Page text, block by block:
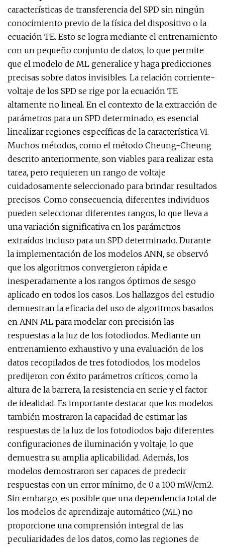
características de transferencia del SPD sin ningún
conocimiento previo de la física del dispositivo o la
ecuación TE. Esto se logra mediante el entrenamiento
con un pequeño conjunto de datos, lo que permite
que el modelo de ML generalice y haga predicciones
precisas sobre datos invisibles. La relación corriente-
voltaje de los SPD se rige por la ecuación TE
altamente no lineal. En el contexto de la extracción de
parámetros para un SPD determinado, es esencial
linealizar regiones específicas de la característica VI.
Muchos métodos, como el método Cheung-Cheung
descrito anteriormente, son viables para realizar esta
tarea, pero requieren un rango de voltaje
cuidadosamente seleccionado para brindar resultados
precisos. Como consecuencia, diferentes individuos
pueden seleccionar diferentes rangos, lo que lleva a
una variación significativa en los parámetros
extraídos incluso para un SPD determinado. Durante
la implementación de los modelos ANN, se observó
que los algoritmos convergieron rápida e
inesperadamente a los rangos óptimos de sesgo
aplicado en todos los casos. Los hallazgos del estudio
demuestran la eficacia del uso de algoritmos basados ​​
en ANN ML para modelar con precisión las
respuestas a la luz de los fotodiodos. Mediante un
entrenamiento exhaustivo y una evaluación de los
datos recopilados de tres fotodiodos, los modelos
predijeron con éxito parámetros críticos, como la
altura de la barrera, la resistencia en serie y el factor
de idealidad. Es importante destacar que los modelos
también mostraron la capacidad de estimar las
respuestas de la luz de los fotodiodos bajo diferentes
configuraciones de iluminación y voltaje, lo que
demuestra su amplia aplicabilidad. Además, los
modelos demostraron ser capaces de predecir
respuestas con un error mínimo, de 0 a 100 mW/cm2.
Sin embargo, es posible que una dependencia total de
los modelos de aprendizaje automático (ML) no
proporcione una comprensión integral de las
peculiaridades de los datos, como las regiones de